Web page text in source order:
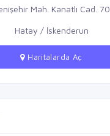
Mah. Kanatlı Cad. 70
Hatay / İskenderun
Haritalarda Aç